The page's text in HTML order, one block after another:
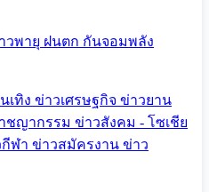
วพายุ ฝนตก กันจอมพลัง
เทิง ข่าวเศรษฐกิจ ข่าวยาน
ชญากรรม ข่าวสังคม - โซเชีย
ฬา ข่าวสมัครงาน ข่าว